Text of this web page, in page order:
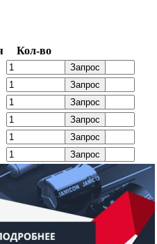
Кол-во
Запрос
Запрос
Запрос
Запрос
Запрос
Запрос